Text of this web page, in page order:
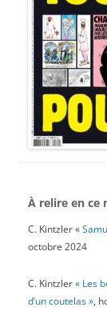
À relire en ce
C. Kintzler «
octobre 2024
C. Kintzler« Les
d’un coutelas »,